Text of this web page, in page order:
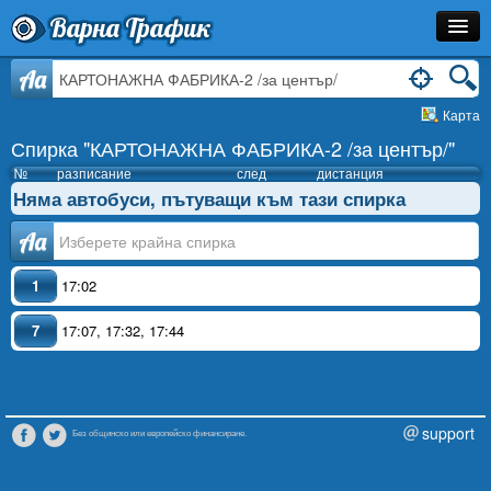
Варна Трафик
Спирка
Разписание
Как Да Стигна?
Инфо
Aa
Карта
Спирка "КАРТОНАЖНА ФАБРИКА-2 /за център/"
№ разписание след дистанция
Няма автобуси, пътуващи към тази спирка
Аа
1 17:02
7 17:07, 17:32, 17:44
Без общинско или европейско финансиране. support